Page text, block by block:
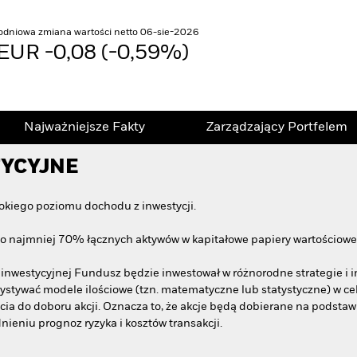
zmiana wartości netto 06-sie-2026
-0,08 (-0,59%)
Najważniejsze Fakty Zarządzający Portfelem
poziomu dochodu z inwestycji.
najmniej 70% łącznych aktywów w kapitałowe papiery
Fundusz będzie inwestował w różnorodne strategie i
modele ilościowe (tzn. matematyczne lub statystyczne) w
do doboru akcji. Oznacza to, że akcje będą dobierane na
prognoz ryzyka i kosztów transakcji.